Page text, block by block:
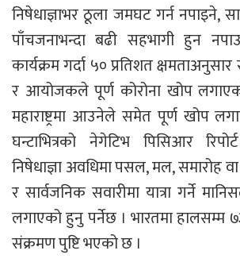
निषेधाज्ञाभर ठूला जमघट गर्न नपाइने,
पाँचजनाभन्दा बढी सहभागी हुन
कार्यक्रम गर्दा ५० प्रतिशत
र आयोजकले पूर्ण कोरोना खोप
महाराष्ट्रमा आउनेले समेत पूर्ण खोप
घन्टाभित्रको नेगेटिभ पिसिआर
निषेधाज्ञा अवधिमा पसल, मल, समारोह
र सार्वजनिक सवारीमा यात्रा गर्ने
लगाएको हुनु पर्नेछ । भारतमा हालसम्म
संक्रमण पुष्टि भएको छ ।